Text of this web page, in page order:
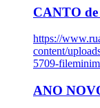
CANTO de
https://
content/
5709-
ANO